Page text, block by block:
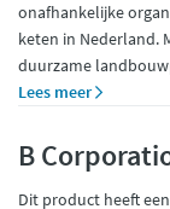
onafhankelijke
keten in Nederland.
duurzame
Lees meer
B
Dit product heeft